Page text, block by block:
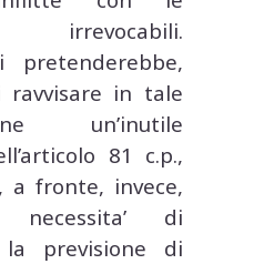
irrevocabili.
pretenderebbe,
in tale
un’inutile
81 c.p.,
a fronte, invece,
necessita’ di
previsione di